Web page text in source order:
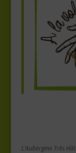
L’Aubergine Très